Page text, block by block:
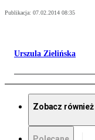
Publikacja: 07.02.2014 08:35
Urszula Zielińska
Zobacz również